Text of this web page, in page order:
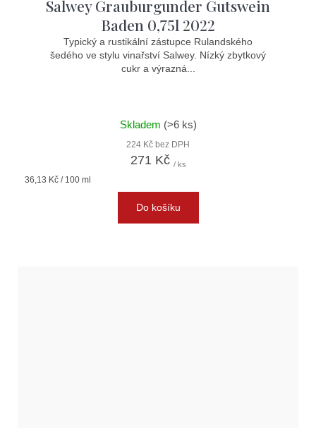
Salwey Grauburgunder Gutswein
Baden 0,75l 2022
Typický a rustikální zástupce Rulandského
šedého ve stylu vinařství Salwey. Nízký zbytkový
cukr a výrazná...
Skladem (>6 ks)
224 Kč bez DPH
271 Kč / ks
Měrná
36,13 Kč / 100 ml
Do košíku